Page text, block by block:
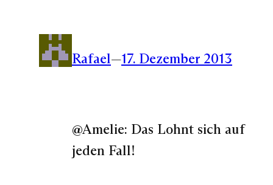
Rafael—17. Dezember 2013
@Amelie: Das Lohnt sich auf
jeden Fall!